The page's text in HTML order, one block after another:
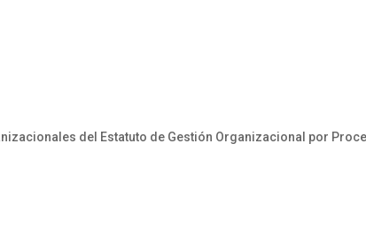
del Estatuto de Gestión Organizacional por